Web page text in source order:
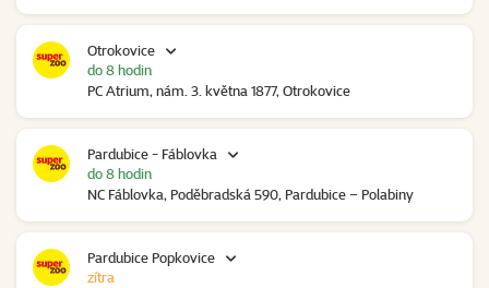
Otrokovice
PC Atrium, nám. 3. května 1877, Otrokovice
do 8 hodin
Pardubice - Fáblovka
NC Fáblovka, Poděbradská 590, Pardubice – Polabiny
do 8 hodin
Pardubice Popkovice
zítra